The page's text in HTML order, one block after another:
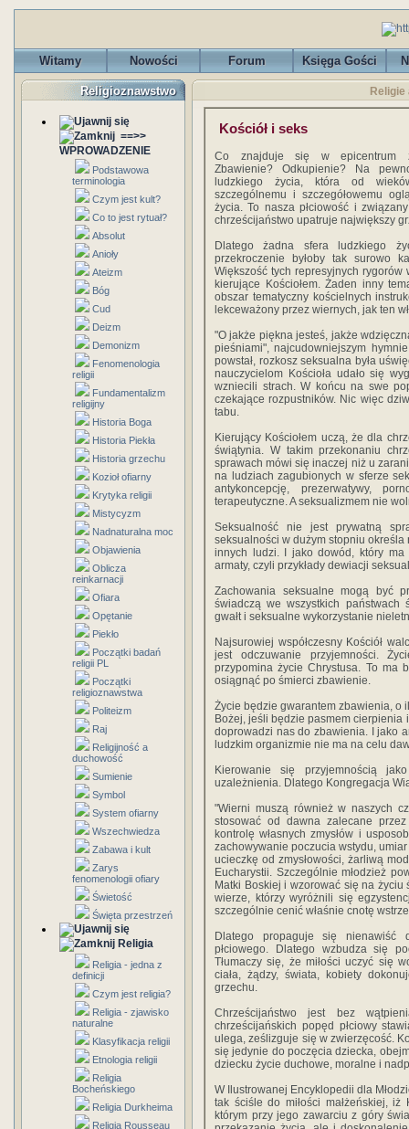
Witamy Nowości Forum Księga Gości
Religioznawstwo
==>>
WPROWADZENIE
Podstawowa
terminologia
Czym jest kult?
Co to jest rytuał?
Absolut
Anioły
Ateizm
Bóg
Cud
Deizm
Demonizm
Fenomenologia
religii
Fundamentalizm
religijny
Historia Boga
Historia Piekła
Historia grzechu
Kozioł ofiarny
Krytyka religii
Mistycyzm
Nadnaturalna moc
Objawienia
Oblicza
reinkarnacji
Ofiara
Opętanie
Piekło
Początki badań
religii PL
Początki
religioznawstwa
Politeizm
Raj
Religijność a
duchowość
Sumienie
Symbol
System ofiarny
Wszechwiedza
Zabawa i kult
Zarys
fenomenologii ofiary
Świetość
Święta przestrzeń
Religia
Religia - jedna z
definicji
Czym jest religia?
Religia - zjawisko
naturalne
Klasyfikacja religii
Etnologia religii
Religia
Bocheńskiego
Religia Durkheima
Religia Rousseau
Religie
Kościół i seks
Co znajduje się w epicentrum
Zbawienie? Odkupienie? Na
ludzkiego życia, która od
szczególnemu i szczegółowemu
życia. To nasza płciowość i
chrześcijaństwo upatruje największy
Dlatego żadna sfera ludzkiego
przekroczenie byłoby tak surowo
Większość tych represyjnych
kierujące Kościołem. Żaden inny
obszar tematyczny kościelnych
lekceważony przez wiernych, jak ten
"O jakże piękna jesteś, jakże
pieśniami", najcudowniejszym
powstał, rozkosz seksualna była
nauczycielom Kościoła udało się
wzniecili strach. W końcu na swe
czekające rozpustników. Nic więc
tabu.
Kierujący Kościołem uczą, że dla
świątynia. W takim przekonaniu
sprawach mówi się inaczej niż u
na ludziach zagubionych w sferze
antykoncepcję, prezerwatywy,
terapeutyczne. A seksualizmem nie
Seksualność nie jest prywatną
seksualności w dużym stopniu
innych ludzi. I jako dowód, który ma
armaty, czyli przykłady dewiacji
Zachowania seksualne mogą być
świadczą we wszystkich państwach
gwałt i seksualne wykorzystanie
Najsurowiej współczesny Kościół
jest odczuwanie przyjemności.
przypomina życie Chrystusa. To ma
osiągnąć po śmierci zbawienie.
Życie będzie gwarantem zbawienia, o
Bożej, jeśli będzie pasmem
doprowadzi nas do zbawienia. I jako
ludzkim organizmie nie ma na celu
Kierowanie się przyjemnością
uzależnienia. Dlatego Kongregacja
"Wierni muszą również w naszych
stosować od dawna zalecane
kontrolę własnych zmysłów i
zachowywanie poczucia wstydu,
ucieczkę od zmysłowości, żarliwą
Eucharystii. Szczególnie młodzież
Matki Boskiej i wzorować się na życiu
wierze, którzy wyróżnili się
szczególnie cenić właśnie cnotę
Dlatego propaguje się nienawiść
płciowego. Dlatego wzbudza się
Tłumaczy się, że miłości uczyć się
ciała, żądzy, świata, kobiety
grzechu.
Chrześcijaństwo jest bez
chrześcijańskich popęd płciowy
ulega, ześlizguje się w zwierzęcość.
się jedynie do poczęcia dziecka,
dziecku życie duchowe, moralne i
W Ilustrowanej Encyklopedii dla
tak ściśle do miłości małżeńskiej,
którym przy jego zawarciu z góry